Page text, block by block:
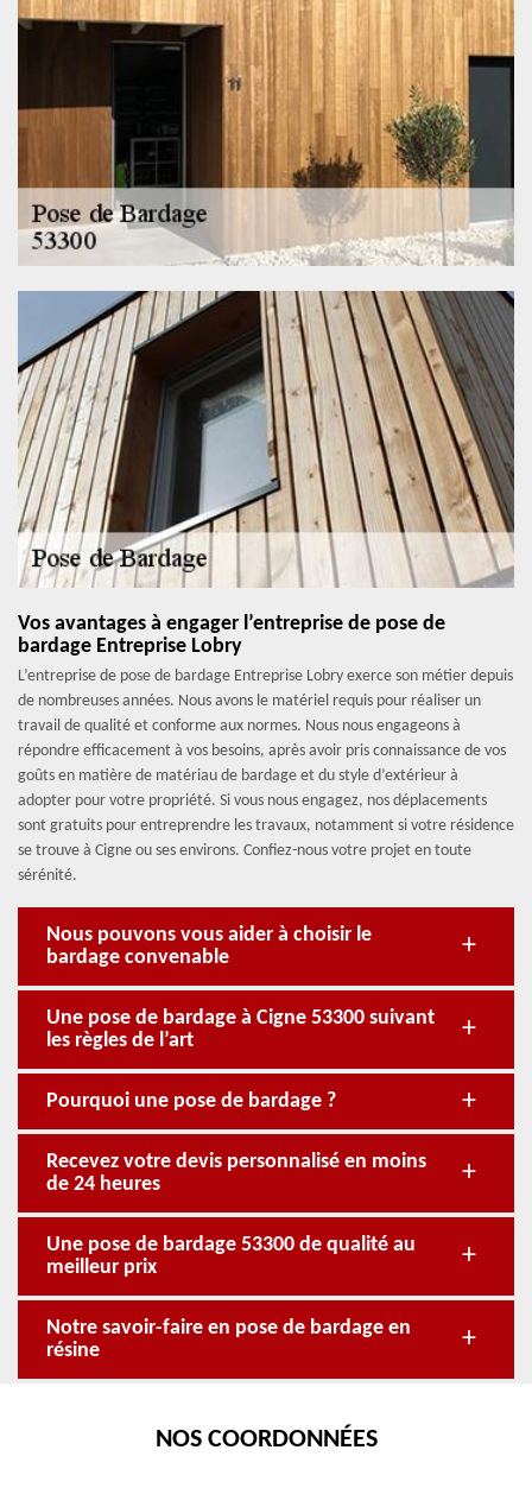
Vos avantages à engager l’entreprise de pose de
bardage Entreprise Lobry
L’entreprise de pose de bardage Entreprise Lobry exerce son métier depuis
de nombreuses années. Nous avons le matériel requis pour réaliser un
travail de qualité et conforme aux normes. Nous nous engageons à
répondre efficacement à vos besoins, après avoir pris connaissance de vos
goûts en matière de matériau de bardage et du style d’extérieur à
adopter pour votre propriété. Si vous nous engagez, nos déplacements
sont gratuits pour entreprendre les travaux, notamment si votre résidence
se trouve à Cigne ou ses environs. Confiez-nous votre projet en toute
sérénité.
Nous pouvons vous aider à choisir le
bardage convenable
Une pose de bardage à Cigne 53300 suivant
les règles de l’art
Pourquoi une pose de bardage ?
Recevez votre devis personnalisé en moins
de 24 heures
Une pose de bardage 53300 de qualité au
meilleur prix
Notre savoir-faire en pose de bardage en
résine
NOS COORDONNÉES